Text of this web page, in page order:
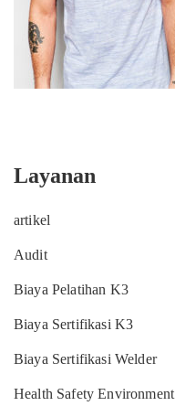
Layanan
artikel
Audit
Biaya Pelatihan K3
Biaya Sertifikasi K3
Biaya Sertifikasi Welder
Health Safety Environment